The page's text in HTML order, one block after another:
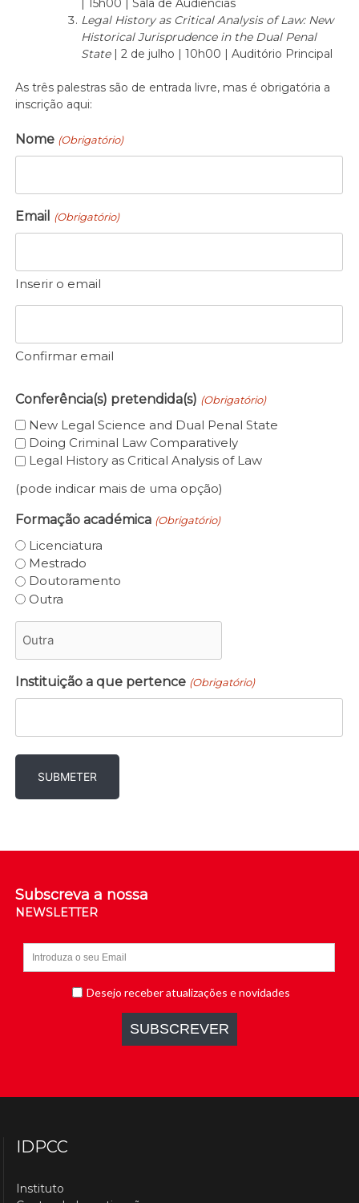
| 15h00 | Sala de Audiências
Legal History as Critical Analysis of Law: New
Historical Jurisprudence in the Dual Penal
State| 2 de julho | 10h00 | Auditório Principal
As três palestras são de entrada livre, mas é obrigatória a
inscrição aqui:
Nome (Obrigatório)
Email (Obrigatório)
Inserir o email
Confirmar email
Conferência(s) pretendida(s) (Obrigatório)
New Legal Science and Dual Penal State
Doing Criminal Law Comparatively
Legal History as Critical Analysis of Law
(pode indicar mais de uma opção)
Formação académica (Obrigatório)
Licenciatura
Mestrado
Doutoramento
Outra
Instituição a que pertence (Obrigatório)
Subscreva a nossa
NEWSLETTER
IDPCC
Instituto